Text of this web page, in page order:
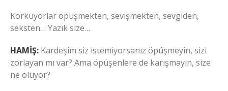
Korkuyorlar öpüşmekten, sevişmekten, sevgiden,
seksten… Yazık size…
HAMİŞ: Kardeşim siz istemiyorsanız öpüşmeyin, sizi
zorlayan mı var? Ama öpüşenlere de karışmayın, size
ne oluyor?